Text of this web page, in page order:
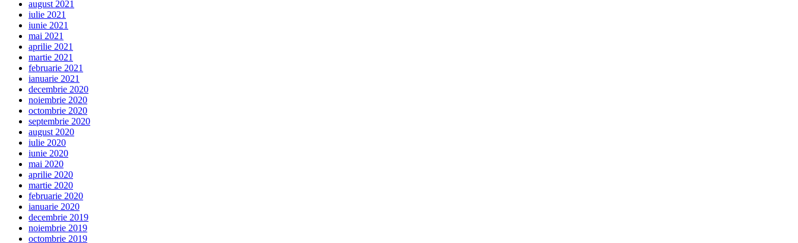
august 2021
iulie 2021
iunie 2021
mai 2021
aprilie 2021
martie 2021
februarie 2021
ianuarie 2021
decembrie 2020
noiembrie 2020
octombrie 2020
septembrie 2020
august 2020
iulie 2020
iunie 2020
mai 2020
aprilie 2020
martie 2020
februarie 2020
ianuarie 2020
decembrie 2019
noiembrie 2019
octombrie 2019